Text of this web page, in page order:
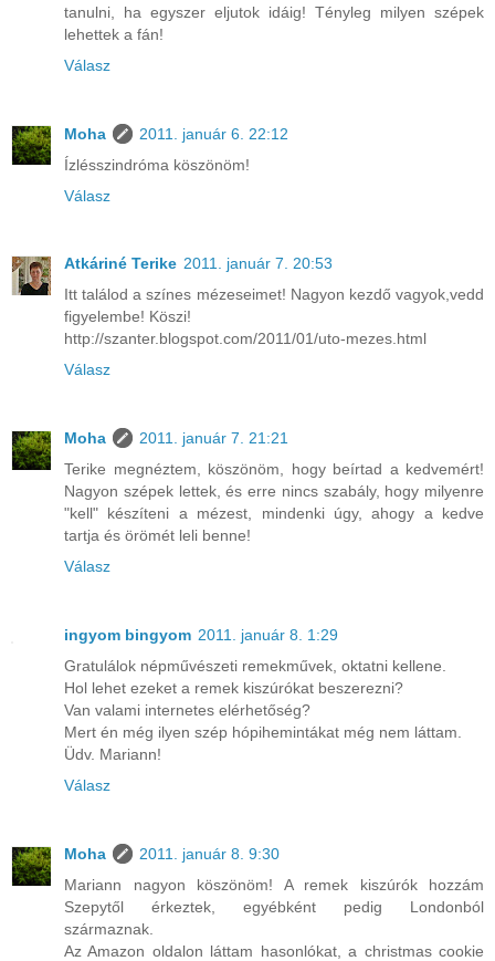
tanulni, ha egyszer eljutok idáig! Tényleg milyen szépek
lehettek a fán!
Válasz
Moha
2011. január 6. 22:12
Ízlésszindróma köszönöm!
Válasz
Atkáriné Terike 2011. január 7. 20:53
Itt találod a színes mézeseimet! Nagyon kezdő vagyok,vedd
figyelembe! Köszi!
http://szanter.blogspot.com/2011/01/uto-mezes.html
Válasz
Moha
2011. január 7. 21:21
Terike megnéztem, köszönöm, hogy beírtad a kedvemért!
Nagyon szépek lettek, és erre nincs szabály, hogy milyenre
"kell" készíteni a mézest, mindenki úgy, ahogy a kedve
tartja és örömét leli benne!
Válasz
ingyom bingyom 2011. január 8. 1:29
Gratulálok népművészeti remekművek, oktatni kellene.
Hol lehet ezeket a remek kiszúrókat beszerezni?
Van valami internetes elérhetőség?
Mert én még ilyen szép hópihemintákat még nem láttam.
Üdv. Mariann!
Válasz
Moha
2011. január 8. 9:30
Mariann nagyon köszönöm! A remek kiszúrók hozzám
Szepytől érkeztek, egyébként pedig Londonból
származnak.
Az Amazon oldalon láttam hasonlókat, a christmas cookie